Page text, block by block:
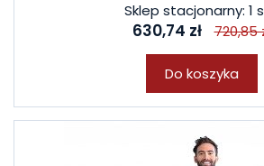
Sklep stacjonarny: 1
630,74 zł 720,85
Do koszyka